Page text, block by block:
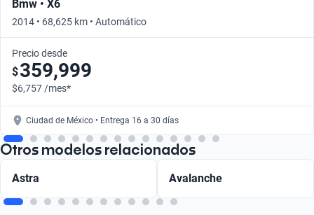
Bmw • X6
2014 • 68,625 km • Automático
Precio desde
$359,999
$6,757 /mes*
Ciudad de México • Entrega 16 a 30 días
Otros modelos relacionados
Astra Avalanche